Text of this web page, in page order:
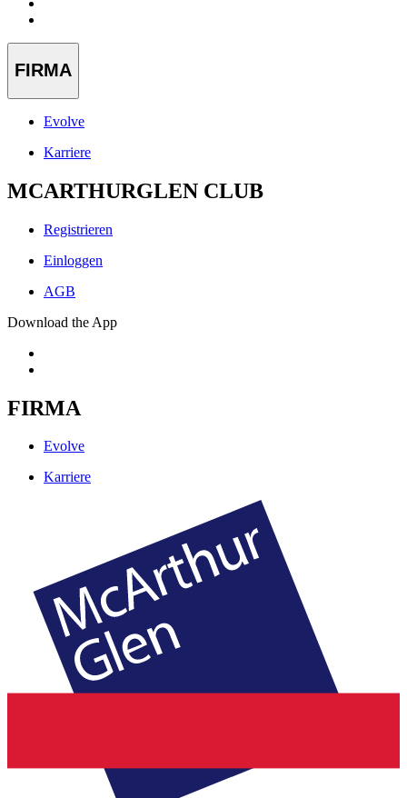
FIRMA
Evolve
Karriere
MCARTHURGLEN CLUB
Registrieren
Einloggen
AGB
Download the App
FIRMA
Evolve
Karriere